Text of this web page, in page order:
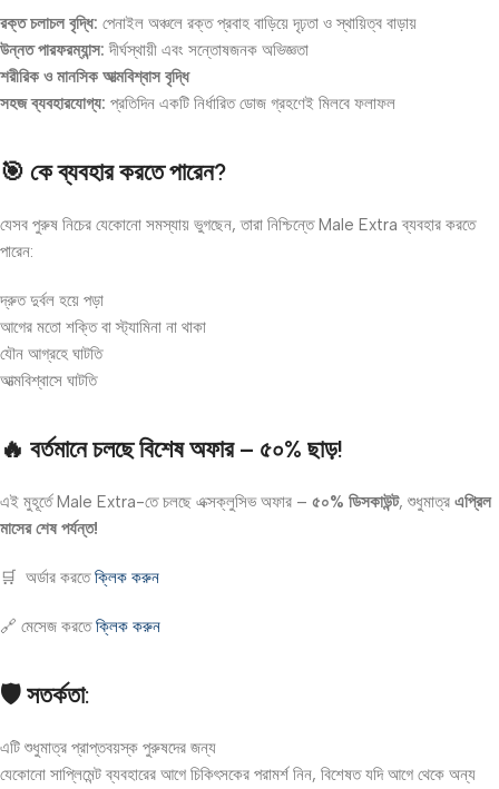
রক্ত চলাচল বৃদ্ধি: পেনাইল অঞ্চলে রক্ত প্রবাহ বাড়িয়ে দৃঢ়তা ও স্থায়িত্ব বাড়ায়
উন্নত পারফরম্যান্স: দীর্ঘস্থায়ী এবং সন্তোষজনক অভিজ্ঞতা
শরীরিক ও মানসিক আত্মবিশ্বাস বৃদ্ধি
সহজ ব্যবহারযোগ্য: প্রতিদিন একটি নির্ধারিত ডোজ গ্রহণেই মিলবে ফলাফল
🎯 কে ব্যবহার করতে পারেন?
যেসব পুরুষ নিচের যেকোনো সমস্যায় ভুগছেন, তারা নিশ্চিন্তে Male Extra ব্যবহার করতে
পারেন:
দ্রুত দুর্বল হয়ে পড়া
আগের মতো শক্তি বা স্ট্যামিনা না থাকা
যৌন আগ্রহে ঘাটতি
আত্মবিশ্বাসে ঘাটতি
🔥 বর্তমানে চলছে বিশেষ অফার – ৫০% ছাড়!
এই মুহূর্তে Male Extra-তে চলছে এক্সক্লুসিভ অফার – ৫০% ডিসকাউন্ট, শুধুমাত্র এপ্রিল
মাসের শেষ পর্যন্ত!
🛒 অর্ডার করতেক্লিক করুন
🔗 মেসেজ করতেক্লিক করুন
🛡️ সতর্কতা:
এটি শুধুমাত্র প্রাপ্তবয়স্ক পুরুষদের জন্য
যেকোনো সাপ্লিমেন্ট ব্যবহারের আগে চিকিৎসকের পরামর্শ নিন, বিশেষত যদি আগে থেকে অন্য